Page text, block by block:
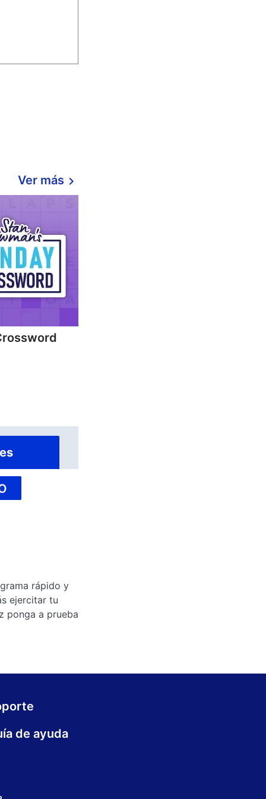
Ver más
rápido y
ejercitar tu
ponga a prueba
de ayuda